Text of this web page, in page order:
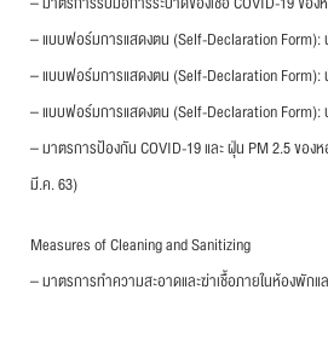
– แบบฟอร์มการแสดงตน (Self-Declaration
– แบบฟอร์มการแสดงตน (Self-Declaration
– แบบฟอร์มการแสดงตน (Self-Declaration
– มาตรการป้องกัน COVID-19 และ ฝุ่น PM 2.5 ขอ
มี.ค. 63)
Measures of Cleaning and Sanitizing
– มาตรการทำความสะอาดและฆ่าเชื้อภายในห้องพัก